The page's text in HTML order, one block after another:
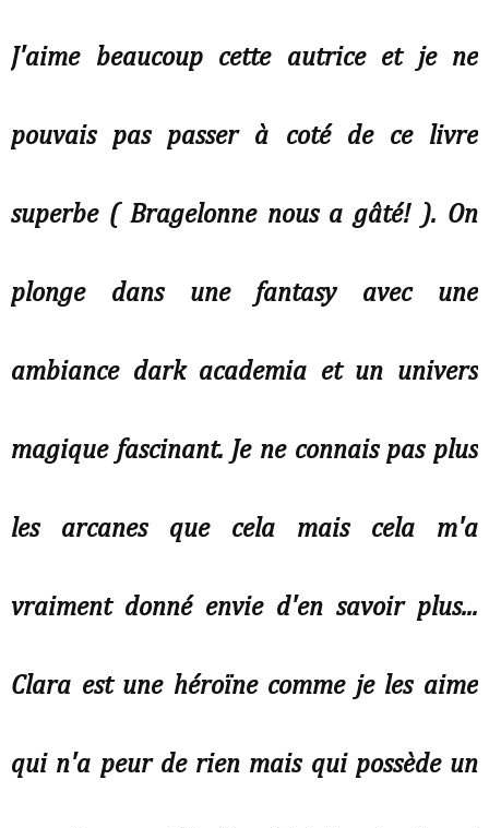
J'aime beaucoup cette autrice et je ne
pouvais pas passer à coté de ce livre
superbe ( Bragelonne nous a gâté! ). On
plonge dans une fantasy avec une
ambiance dark academia et un univers
magique fascinant. Je ne connais pas plus
les arcanes que cela mais cela m'a
vraiment donné envie d'en savoir plus...
Clara est une héroïne comme je les aime
qui n'a peur de rien mais qui possède un